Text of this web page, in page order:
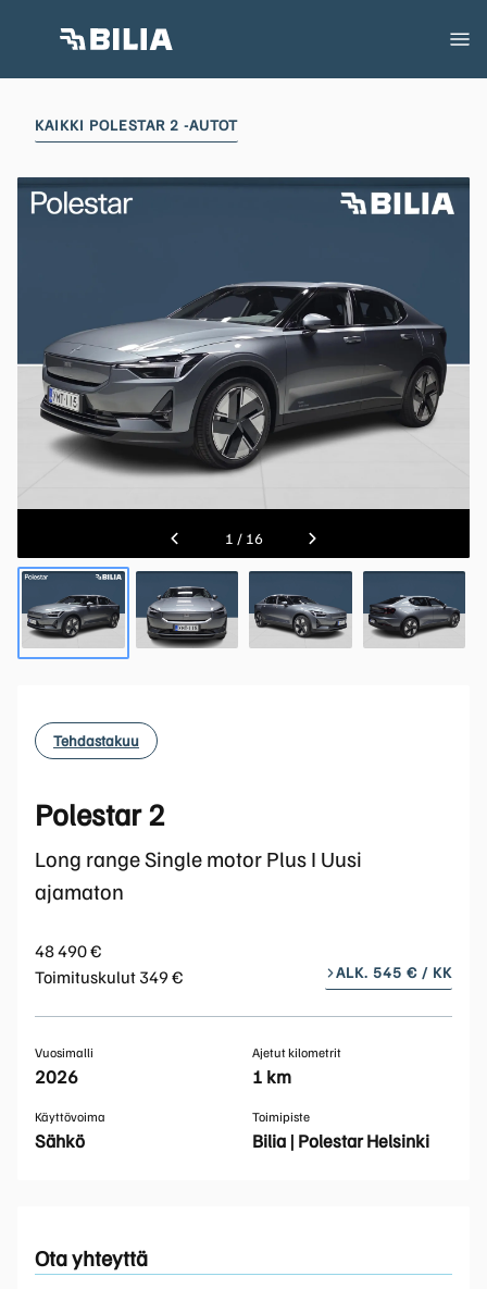
KAIKKI POLESTAR 2 -AUTOT
1 / 16
Tehdastakuu
Polestar 2
Long range Single motor Plus I Uusi
ajamaton
48 490 €
Toimituskulut 349 €
ALK. 545 € / KK
Vuosimalli
2026
Ajetut kilometrit
1 km
Käyttövoima
Sähkö
Toimipiste
Bilia | Polestar Helsinki
Ota yhteyttä